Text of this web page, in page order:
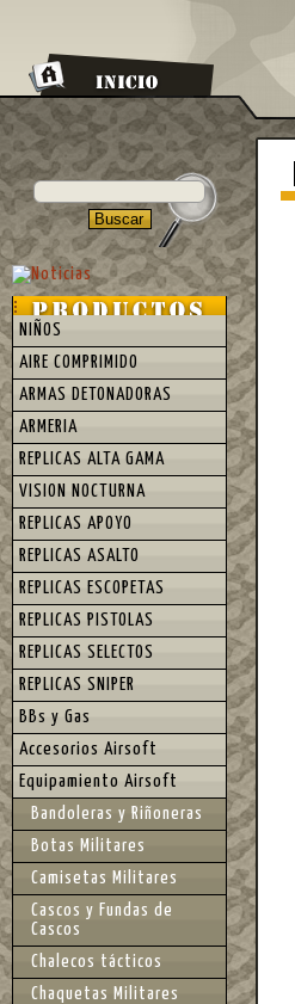
NIÑOS
AIRE COMPRIMIDO
ARMAS DETONADORAS
ARMERIA
REPLICAS ALTA GAMA
VISION NOCTURNA
REPLICAS APOYO
REPLICAS ASALTO
REPLICAS ESCOPETAS
REPLICAS PISTOLAS
REPLICAS SELECTOS
REPLICAS SNIPER
BBs y Gas
Accesorios Airsoft
Equipamiento Airsoft
Bandoleras y Riñoneras
Botas Militares
Camisetas Militares
Cascos y Fundas de
Cascos
Chalecos tácticos
Chaquetas Militares